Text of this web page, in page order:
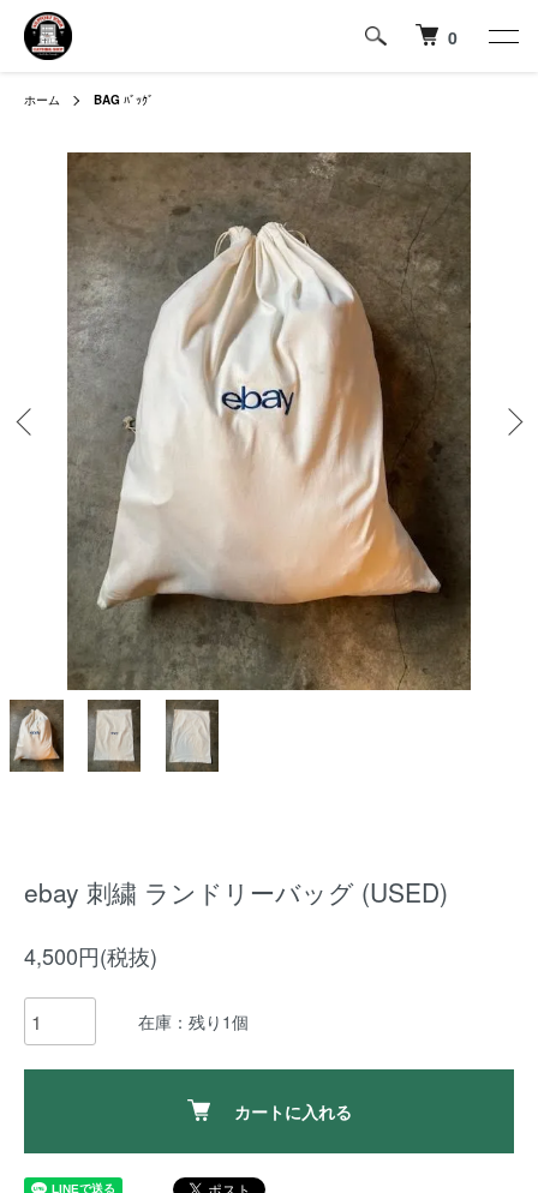
0
ホーム BAG ﾊﾞｯｸﾞ
ebay 刺繍 ランドリーバッグ (USED)
4,500円(税抜)
在庫：残り1個
カートに入れる